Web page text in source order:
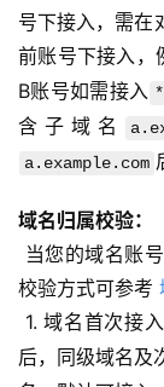
号下接入，需在
前账号下接入，
B账号如需接入
含子域名
a.example.com
域名归属校验：
校验方式可参考
1. 域名首次接
后，同级域名及